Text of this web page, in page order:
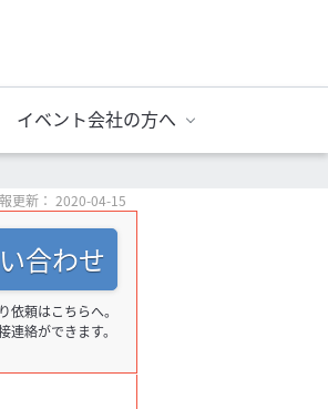
イベント会社の方へ
更新： 2020-04-15
合わせ
依頼はこちらへ。
連絡ができます。